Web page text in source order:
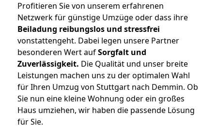
Profitieren Sie von unserem erfahrenen
Netzwerk für günstige Umzüge oder dass ihre
Beiladung reibungslos und stressfrei
vonstattengeht. Dabei legen unsere Partner
besonderen Wert aufSorgfalt und
Zuverlässigkeit. Die Qualität und unser breite
Leistungen machen uns zu der optimalen Wahl
für Ihren Umzug von Stuttgart nach Demmin. Ob
Sie nun eine kleine Wohnung oder ein großes
Haus umziehen, wir haben die passende Lösung
für Sie.